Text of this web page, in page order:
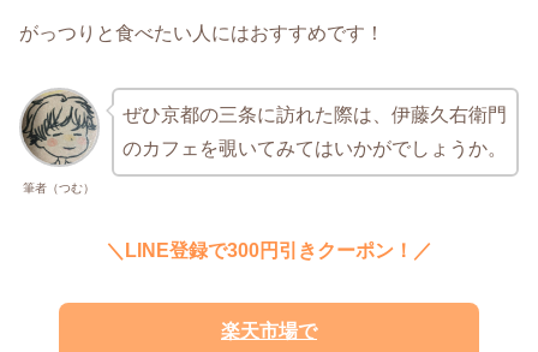
がっつりと食べたい人にはおすすめです！
筆者（つむ）
ぜひ京都の三条に訪れた際は、伊藤久右衛門
のカフェを覗いてみてはいかがでしょうか。
＼LINE登録で300円引きクーポン！／
楽天市場で